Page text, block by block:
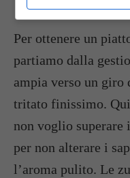
Per ottenere un
partiamo dalla
ampia verso un giro
tritato finissimo.
non voglio superare
per non alterare i
l’aroma pulito. Le